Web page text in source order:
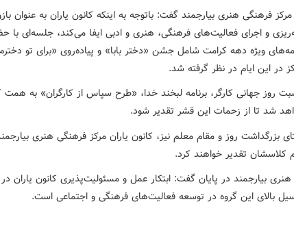
فرهنگی هنری بیارجمند گفت: باتوجه به اینکه کانون یاران به عنوان
و اجرای فعالیت‌های فرهنگی، هنری و ادبی ایفا می‌کند، جلسه‌ای با
ویژه دهه کرامت شامل جشن «دختر بابا» و پیاده‌روی «برای تو
در این ایام در نظر گرفته شد.
روز جهانی کارگر، برنامه لبخند خدا، «طرح سپاس از کارگران» به همت
شد تا از زحمات این قشر تقدیر شود.
بزرگداشت روز و مقام معلم نیز، کانون یاران مرکز فرهنگی هنری
تقدیر خواهند کرد.
بیارجمند در پایان گفت: ابتکار عمل و مسئولیت‌پذیری کانون یاران در
بالای این گروه در توسعه فعالیت‌های فرهنگی و اجتماعی است.